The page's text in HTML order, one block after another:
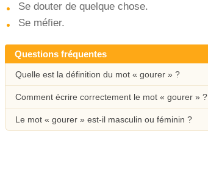
Se douter de quelque chose.
Se méfier.
Questions fréquentes
Quelle est la définition du mot « gourer » ?
Comment écrire correctement le mot « gourer » ?
Le mot « gourer » est-il masculin ou féminin ?